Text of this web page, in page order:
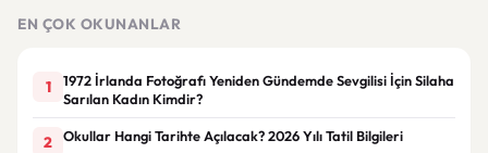
EN ÇOK OKUNANLAR
1
1972 İrlanda Fotoğrafı Yeniden Gündemde Sevgilisi İçin Silaha
Sarılan Kadın Kimdir?
2 Okullar Hangi Tarihte Açılacak? 2026 Yılı Tatil Bilgileri